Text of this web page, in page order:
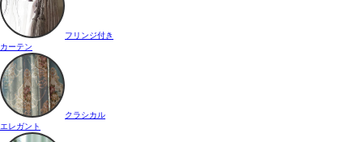
フリンジ付き
カーテン
クラシカル
エレガント